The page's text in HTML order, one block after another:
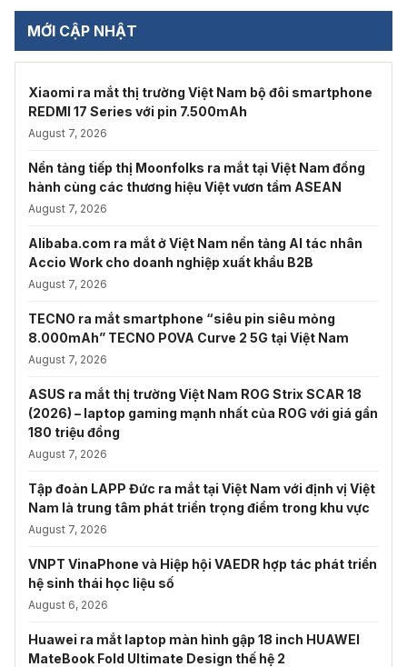
MỚI CẬP NHẬT
Xiaomi ra mắt thị trường Việt Nam bộ đôi smartphone
REDMI 17 Series với pin 7.500mAh
August 7, 2026
Nền tảng tiếp thị Moonfolks ra mắt tại Việt Nam đồng
hành cùng các thương hiệu Việt vươn tầm ASEAN
August 7, 2026
Alibaba.com ra mắt ở Việt Nam nền tảng AI tác nhân
Accio Work cho doanh nghiệp xuất khẩu B2B
August 7, 2026
TECNO ra mắt smartphone “siêu pin siêu mỏng
8.000mAh” TECNO POVA Curve 2 5G tại Việt Nam
August 7, 2026
ASUS ra mắt thị trường Việt Nam ROG Strix SCAR 18
(2026) – laptop gaming mạnh nhất của ROG với giá gần
180 triệu đồng
August 7, 2026
Tập đoàn LAPP Đức ra mắt tại Việt Nam với định vị Việt
Nam là trung tâm phát triển trọng điểm trong khu vực
August 7, 2026
VNPT VinaPhone và Hiệp hội VAEDR hợp tác phát triển
hệ sinh thái học liệu số
August 6, 2026
Huawei ra mắt laptop màn hình gập 18 inch HUAWEI
MateBook Fold Ultimate Design thế hệ 2